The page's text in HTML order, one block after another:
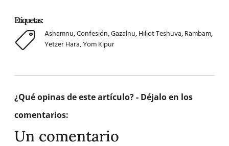
Etiquetas:
Ashamnu,Confesión,Gazalnu,Hiljot Teshuva,Rambam,
Yetzer Hara,Yom Kipur
¿Qué opinas de este artículo? - Déjalo en los
comentarios:
Un comentario